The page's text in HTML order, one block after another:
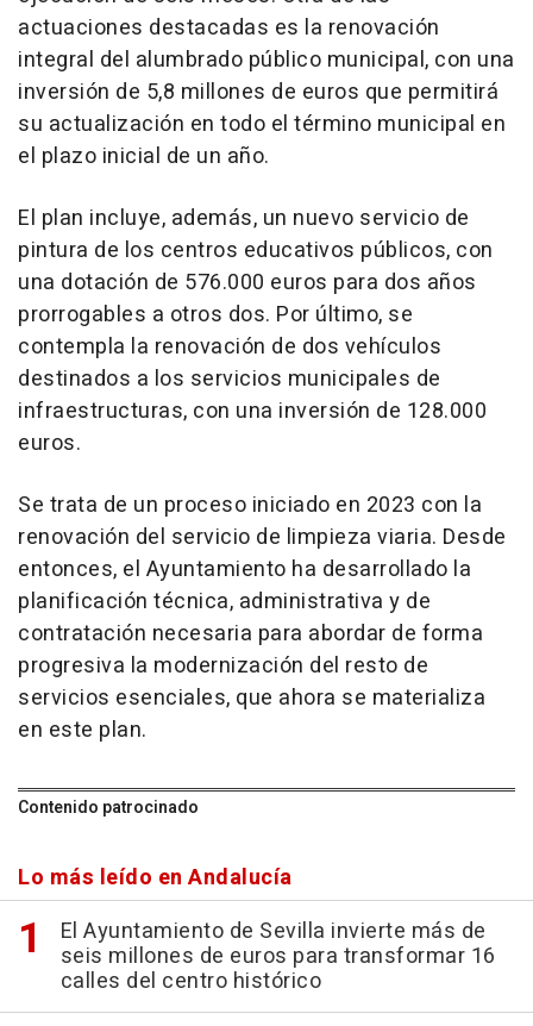
actuaciones destacadas es la renovación
integral del alumbrado público municipal, con una
inversión de 5,8 millones de euros que permitirá
su actualización en todo el término municipal en
el plazo inicial de un año.
El plan incluye, además, un nuevo servicio de
pintura de los centros educativos públicos, con
una dotación de 576.000 euros para dos años
prorrogables a otros dos. Por último, se
contempla la renovación de dos vehículos
destinados a los servicios municipales de
infraestructuras, con una inversión de 128.000
euros.
Se trata de un proceso iniciado en 2023 con la
renovación del servicio de limpieza viaria. Desde
entonces, el Ayuntamiento ha desarrollado la
planificación técnica, administrativa y de
contratación necesaria para abordar de forma
progresiva la modernización del resto de
servicios esenciales, que ahora se materializa
en este plan.
Contenido patrocinado
Lo más leído en Andalucía
El Ayuntamiento de Sevilla invierte más de
seis millones de euros para transformar 16
calles del centro histórico